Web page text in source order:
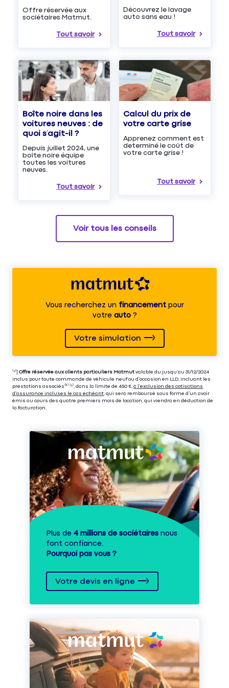
Offre réservée aux
sociétaires Matmut.
Tout savoir
Découvrez le lavage
auto sans eau !
Tout savoir
Boîte noire dans les
voitures neuves : de
quoi s’agit-il ?
Depuis juillet 2024, une
boîte noire équipe
toutes les voitures
neuves.
Tout savoir
Calcul du prix de
votre carte grise
Apprenez comment est
determiné le coût de
votre carte grise !
Tout savoir
Voir tous les conseils
Vous recherchez unfinancementpour
votre auto?
Votre simulation
⁽⁴⁾| Offre réservée aux clients particuliers Matmut valable du jusqu’au 31/12/2024
inclus pour toute commande de véhicule neuf ou d’occasion en LLD, incluant les
prestations associés⁽³⁾ ⁽⁵⁾, dans la limite de 450 €, à l’exclusion des cotisations
d’assurance incluses le cas échéant , qui sera remboursé sous forme d’un avoir
émis au cours des quatre premiers mois de location, qui viendra en déduction de
la facturation.
Plus de 4 millions de sociétaires nous
font confiance.
Pourquoi pas vous ?
Votre devis en ligne